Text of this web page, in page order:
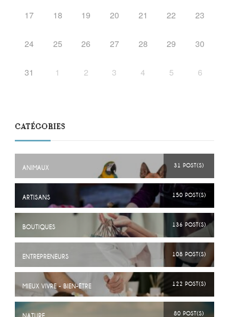
17 18 19 20 21 22 23
24 25 26 27 28 29 30
31 1 2 3 4 5 6
CATÉGORIES
ANIMAUX 31 POST(S)
ARTISANS 150 POST(S)
BOUTIQUES 136 POST(S)
ENTREPRENEURS 108 POST(S)
MIEUX VIVRE - BIEN-ÊTRE 122 POST(S)
80 POST(S)